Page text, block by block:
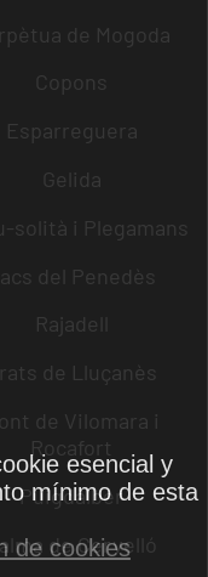
de Mogoda
Copons
Esparreguera
Gelida
solità i Plegamans
del Penedès
Rajadell
de Lluçanès
de Vilomara i
Rocafort
Puigdàlber
de Cervelló
esencial y
mínimo de esta
de cookies